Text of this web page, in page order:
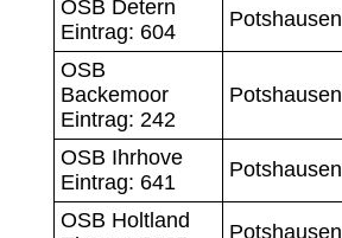
OSB Detern
Eintrag: 604
Potshausen
OSB
Backemoor
Eintrag: 242
Potshausen
OSB Ihrhove
Eintrag: 641
Potshausen
OSB Holtland
Potshausen